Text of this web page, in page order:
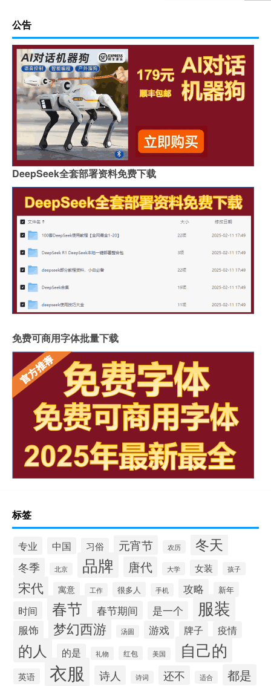
公告
DeepSeek全套部署资料免费下载
免费可商用字体批量下载
标签
专业 中国 习俗 元宵节 农历 冬天
冬季 北京 品牌 唐代 大学 女装 孩子
宋代 寓意 工作 很多人 手机 攻略 新年
时间 春节 春节期间 是一个 服装
服饰 梦幻西游 汤圆 游戏 牌子 疫情
的人 的是 礼物 红包 美国 自己的
英语 衣服 诗人 诗词 还不 适合 都是